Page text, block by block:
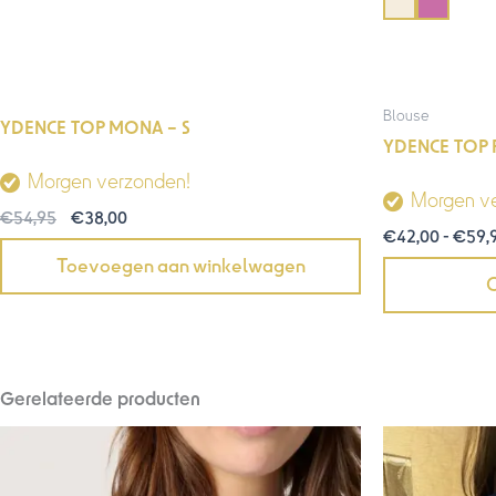
YDENCE TOP MONA – S
Morgen verzonden!
€54,95 €38,00
Toevoegen aan winkelwagen
Blouse
YDENCE TOP
Morgen
€42,00- €
Gerelateerde producten
prijs
was: